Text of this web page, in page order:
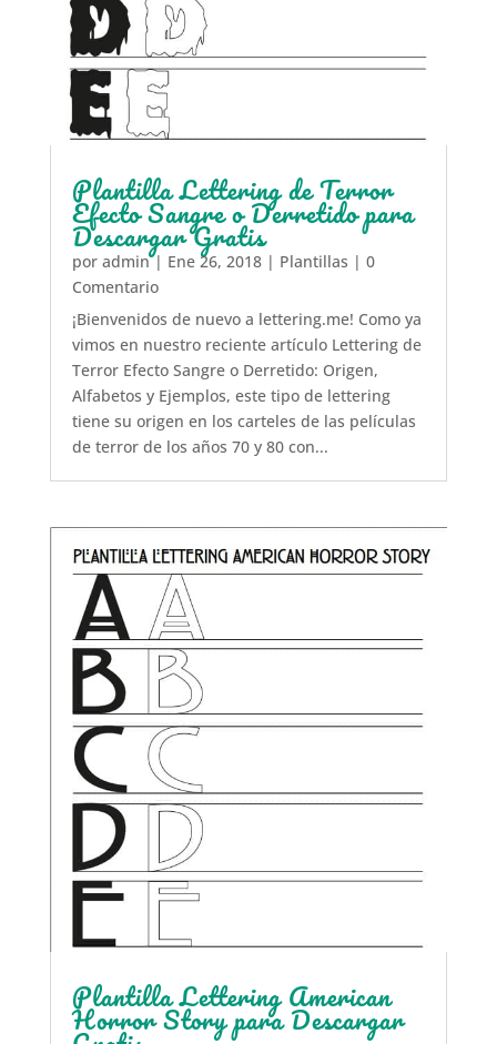
Plantilla Lettering de Terror
Efecto Sangre o Derretido para
Descargar Gratis
por admin| Ene 26, 2018| Plantillas | 0
Comentario
¡Bienvenidos de nuevo a lettering.me! Como ya
vimos en nuestro reciente artículo Lettering de
Terror Efecto Sangre o Derretido: Origen,
Alfabetos y Ejemplos, este tipo de lettering
tiene su origen en los carteles de las películas
de terror de los años 70 y 80 con...
Plantilla Lettering American
Horror Story para Descargar